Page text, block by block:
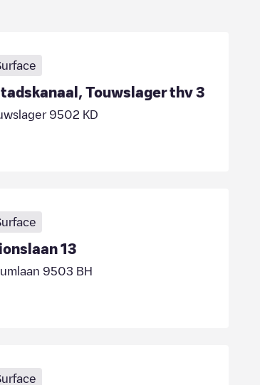
Touwslager thv 3
9502 KD
13
9503 BH